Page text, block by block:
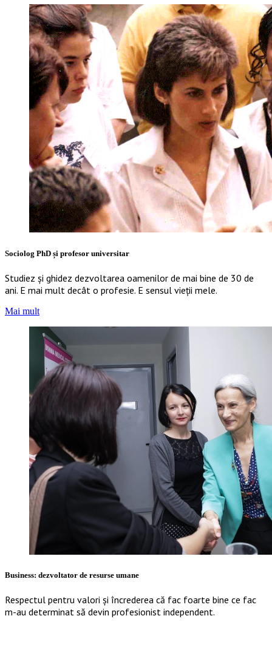
Sociolog PhD și profesor universitar
Studiez și ghidez dezvoltarea oamenilor de mai bine de 30 de
ani. E mai mult decât o profesie. E sensul vieții mele.
Mai mult
Business: dezvoltator de resurse umane
Respectul pentru valori și încrederea că fac foarte bine ce fac
m-au determinat să devin profesionist independent.